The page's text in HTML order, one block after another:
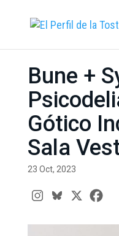
Bune +
Gótico
Sala
23 Oct, 2023